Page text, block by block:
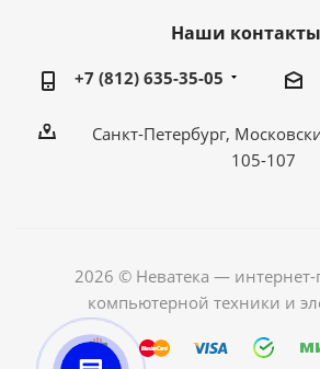
Наши контакты
+7 (812) 635-35-05
Санкт-Петербург,
105-107
2026 © Неватека — интернет-
компьютерной техники и